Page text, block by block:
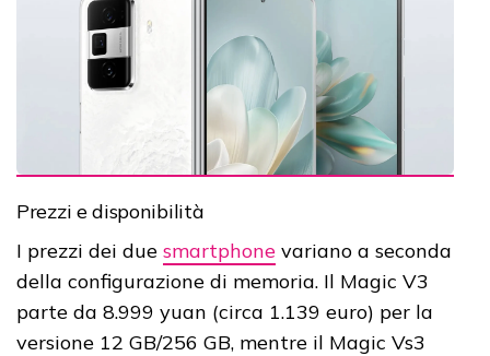
Prezzi e disponibilità
I prezzi dei due smartphone variano a seconda
della configurazione di memoria. Il Magic V3
parte da 8.999 yuan (circa 1.139 euro) per la
versione 12 GB/256 GB, mentre il Magic Vs3